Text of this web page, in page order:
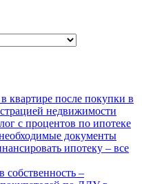
квартире после покупки в
недвижимости
с процентов по ипотеке
документы
ипотеку – все
собственность –